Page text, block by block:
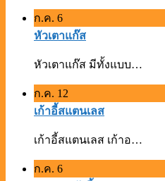
ก.ค. 6
หัวเตาแก๊ส
หัวเตาแก๊ส มีทั้งแบบ…
ก.ค. 12
เก้าอี้สแตนเลส
เก้าอี้สแตนเลส เก้าอ…
ก.ค. 6